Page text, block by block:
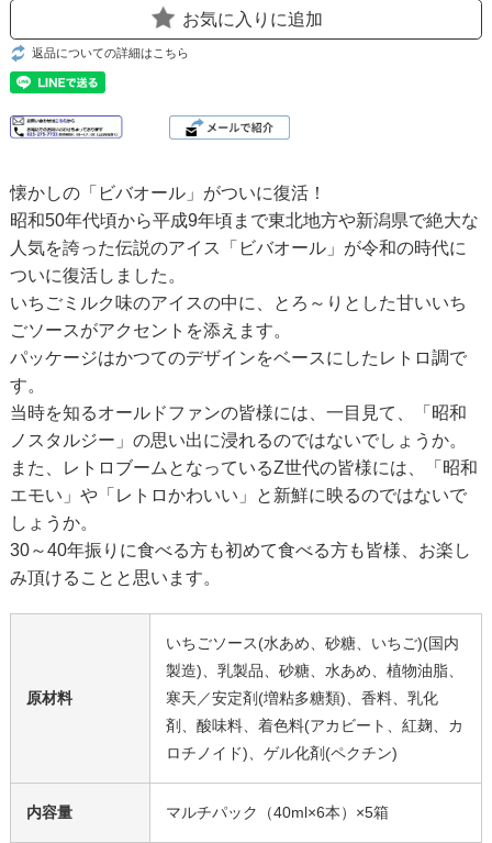
お気に入りに追加
返品についての詳細はこちら
懐かしの「ビバオール」がついに復活！
昭和50年代頃から平成9年頃まで東北地方や新潟県で絶大な
人気を誇った伝説のアイス「ビバオール」が令和の時代に
ついに復活しました。
いちごミルク味のアイスの中に、とろ～りとした甘いいち
ごソースがアクセントを添えます。
パッケージはかつてのデザインをベースにしたレトロ調で
す。
当時を知るオールドファンの皆様には、一目見て、「昭和
ノスタルジー」の思い出に浸れるのではないでしょうか。
また、レトロブームとなっているZ世代の皆様には、「昭和
エモい」や「レトロかわいい」と新鮮に映るのではないで
しょうか。
30～40年振りに食べる方も初めて食べる方も皆様、お楽し
み頂けることと思います。
原材料
いちごソース(水あめ、砂糖、いちご)(国内
製造)、乳製品、砂糖、水あめ、植物油脂、
寒天／安定剤(増粘多糖類)、香料、乳化
剤、酸味料、着色料(アカビート、紅麹、カ
ロチノイド)、ゲル化剤(ペクチン)
内容量 マルチパック（40ml×6本）×5箱